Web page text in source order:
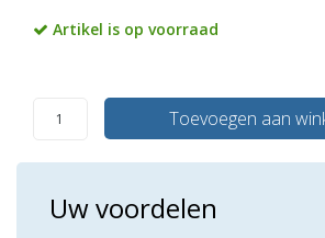
Artikel is op voorraad
Toevoegen aan
Uw voordelen